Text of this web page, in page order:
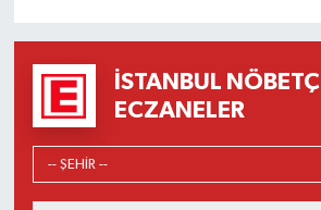
İSTANBUL NÖBETÇI
ECZANELER